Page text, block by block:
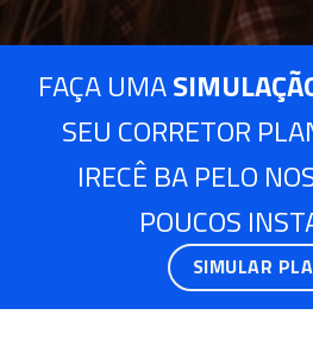
FAÇA UMA
SEU CORRETOR
IRECÊ BA PELO
POUCOS
SIMULAR